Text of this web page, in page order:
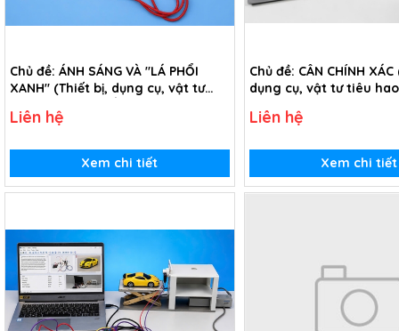
Chủ đề: ÁNH SÁNG VÀ "LÁ PHỔI
XANH" (Thiết bị, dụng cụ, vật tư
phổi xanh" - lớp 6)
Liên hệ
Xem chi tiết
Chủ đề: CÂN CHÍNH
dụng cụ, vật tư tiêu
Liên hệ
Xem chi tiết